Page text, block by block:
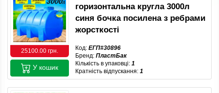
25100.00 грн.
горизонтальна кругла 3000л
синя бочка посилена з ребрами
жорсткості
Код: ЕГП#30896
Бренд: ПластБак
Кількість в упаковці: 1
Кратність відпускання: 1
У кошик